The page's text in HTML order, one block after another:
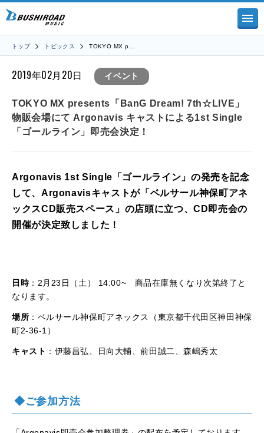
トップ トピックス TOKYO MX p…
2019年02月20日 イベント
TOKYO MX presents「BanG Dream! 7th☆LIVE」
物販会場にて Argonavis キャストによる1st Single
「ゴールライン」即売会決定！
Argonavis 1st Single「ゴールライン」の発売を記念
して、Argonavisキャストが「ベルサール神保町アネ
ックスCD販売スペース」の店頭に立つ、CD即売会の
開催が決定致しました！
日時：2月23日（土） 14:00~ 商品在庫無くなり次第終了と
なります。
場所 ：ベルサール神保町アネックス（東京都千代田区神田神保
町2-36-1）
キャスト ：伊藤昌弘、日向大輔、前田誠二、森嶋秀太
◆ご参加方法